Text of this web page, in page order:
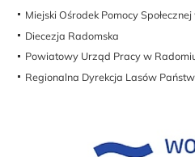
Miejski Ośrodek Pomocy
Diecezja Radomska
Powiatowy Urząd Pracy w
Regionalna Dyrekcja Lasów